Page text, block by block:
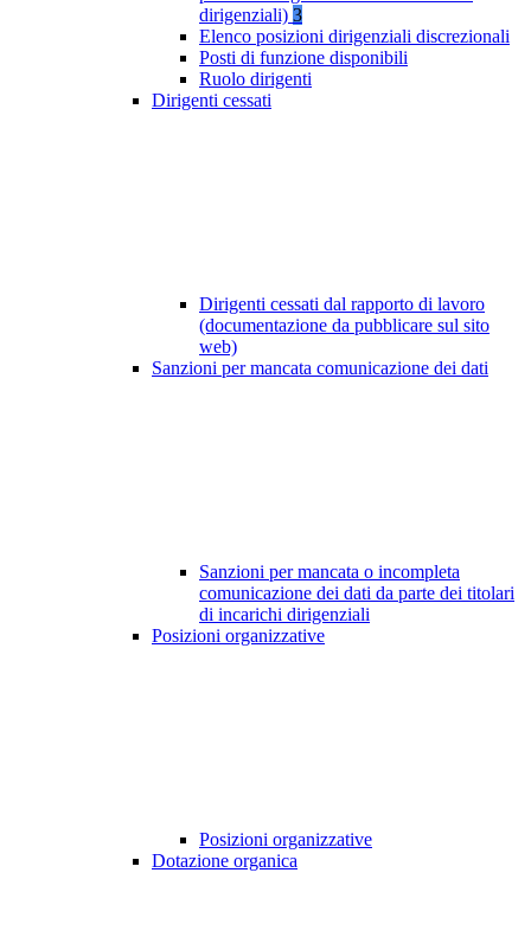
dirigenziali) 3
Elenco posizioni dirigenziali discrezionali
Posti di funzione disponibili
Ruolo dirigenti
Dirigenti cessati
Dirigenti cessati dal rapporto di lavoro
(documentazione da pubblicare sul sito
web)
Sanzioni per mancata comunicazione dei dati
Sanzioni per mancata o incompleta
comunicazione dei dati da parte dei titolari
di incarichi dirigenziali
Posizioni organizzative
Posizioni organizzative
Dotazione organica